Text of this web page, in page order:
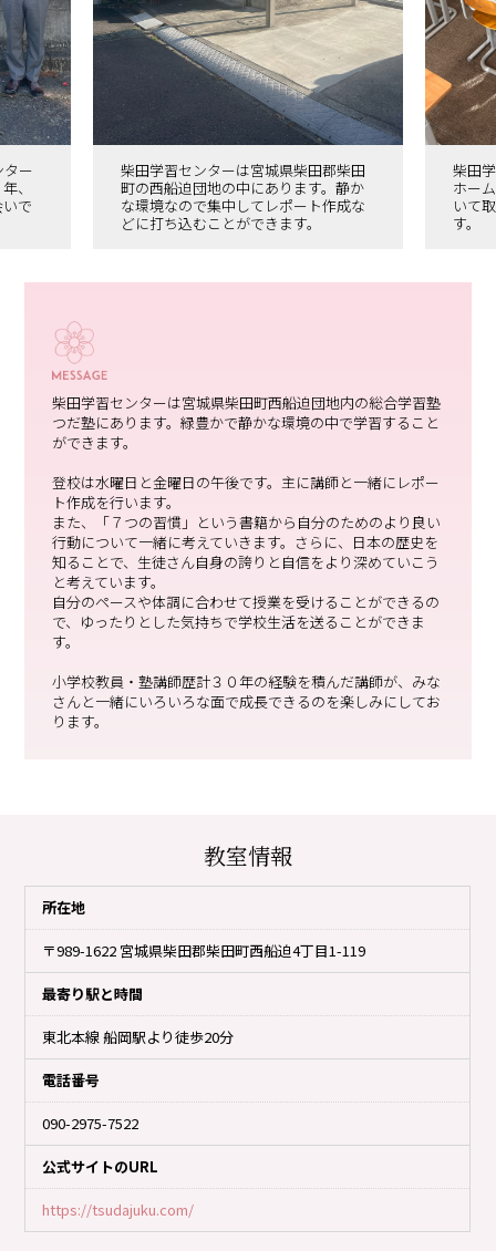
ー
、
で
柴田学習センターは宮城県柴田郡柴田
町の西船迫団地の中にあります。静か
な環境なので集中してレポート作成な
どに打ち込むことができます。
柴田
ホー
いて
す。
柴田学習センターは宮城県柴田町西船迫団地内の総合学習塾
つだ塾にあります。緑豊かで静かな環境の中で学習すること
ができます。
登校は水曜日と金曜日の午後です。主に講師と一緒にレポー
ト作成を行います。
また、「７つの習慣」という書籍から自分のためのより良い
行動について一緒に考えていきます。さらに、日本の歴史を
知ることで、生徒さん自身の誇りと自信をより深めていこう
と考えています。
自分のペースや体調に合わせて授業を受けることができるの
で、ゆったりとした気持ちで学校生活を送ることができま
す。
小学校教員・塾講師歴計３０年の経験を積んだ講師が、みな
さんと一緒にいろいろな面で成長できるのを楽しみにしてお
ります。
教室情報
所在地
〒989-1622 宮城県柴田郡柴田町西船迫4丁目1-119
最寄り駅と時間
東北本線 船岡駅より徒歩20分
電話番号
090-2975-7522
公式サイトのURL
https://tsudajuku.com/